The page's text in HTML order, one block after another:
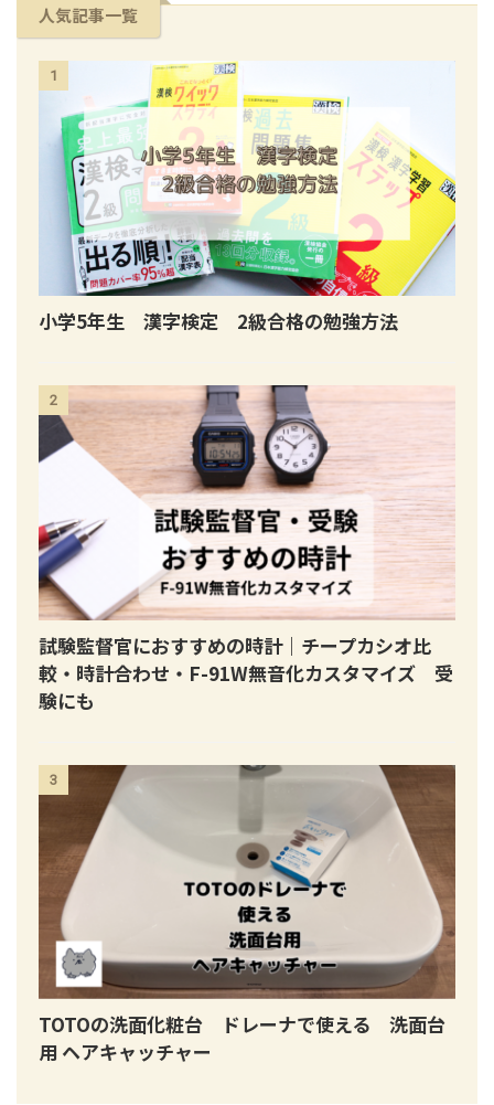
人気記事一覧
1
小学5年生 漢字検定 2級合格の勉強方法
2
試験監督官におすすめの時計｜チープカシオ比
較・時計合わせ・F-91W無音化カスタマイズ 受
験にも
3
TOTOの洗面化粧台 ドレーナで使える 洗面台
用 ヘアキャッチャー